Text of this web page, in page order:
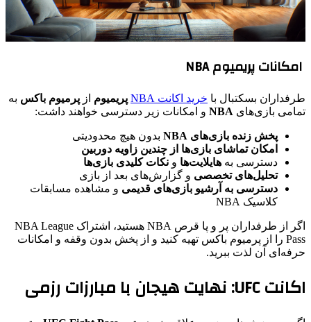
امکانات پریمیوم NBA
طرفداران بسکتبال با خرید اکانت NBA پریمیوم از پرمیوم باکس به
تمامی بازی‌های NBA و امکانات زیر دسترسی خواهند داشت:
پخش زنده بازی‌های NBA
بدون هیچ محدودیتی
امکان تماشای بازی‌ها از چندین زاویه دوربین
دسترسی به هایلایت‌ها و نکات کلیدی بازی‌ها
تحلیل‌های تخصصی و گزارش‌های بعد از بازی
دسترسی به آرشیو بازی‌های قدیمی و مشاهده مسابقات
کلاسیک NBA
اگر از طرفداران پر و پا قرص NBA هستید، اشتراک NBA League
Pass را از پرمیوم باکس تهیه کنید و از پخش بدون وقفه و امکانات
حرفه‌ای آن لذت ببرید.
اکانت UFC: نهایت هیجان با مبارزات رزمی